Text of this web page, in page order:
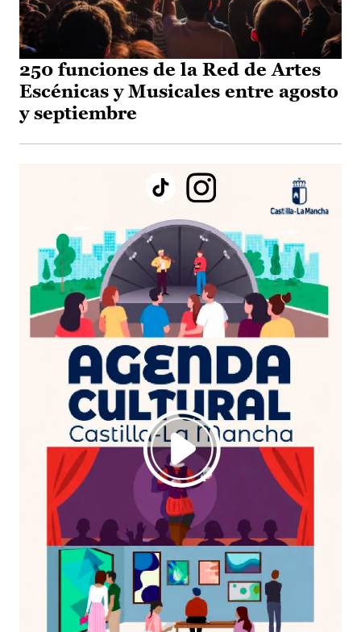
250 funciones de la Red de Artes
Escénicas y Musicales entre agosto
y septiembre